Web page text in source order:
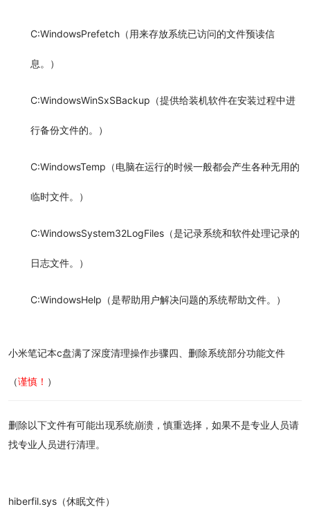
C:WindowsPrefetch（用来存放系统已访问的文件预读信
息。）
C:WindowsWinSxSBackup（提供给装机软件在安装过程中进
行备份文件的。）
C:WindowsTemp（电脑在运行的时候一般都会产生各种无用的
临时文件。）
C:WindowsSystem32LogFiles（是记录系统和软件处理记录的
日志文件。）
C:WindowsHelp（是帮助用户解决问题的系统帮助文件。）
小米笔记本c盘满了深度清理操作步骤四、删除系统部分功能文件
（谨慎！ ）
删除以下文件有可能出现系统崩溃，慎重选择，如果不是专业人员请
找专业人员进行清理。
hiberfil.sys（休眠文件）